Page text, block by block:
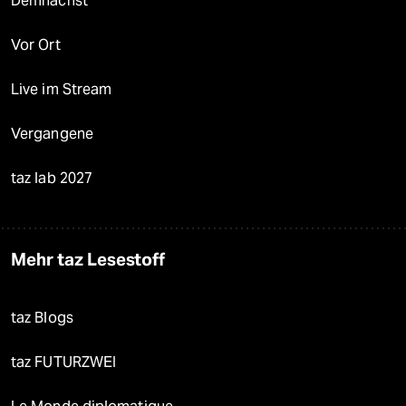
Vor Ort
Live im Stream
Vergangene
taz lab 2027
Mehr taz Lesestoff
taz Blogs
taz FUTURZWEI